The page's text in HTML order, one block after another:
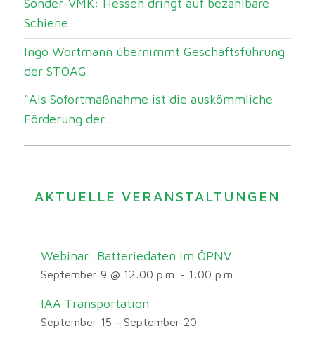
Sonder-VMK: Hessen dringt auf bezahlbare
Schiene
Ingo Wortmann übernimmt Geschäftsführung
der STOAG
“Als Sofortmaßnahme ist die auskömmliche
Förderung der...
AKTUELLE VERANSTALTUNGEN
Webinar: Batteriedaten im ÖPNV
September 9 @ 12:00 p.m. - 1:00 p.m.
IAA Transportation
September 15 - September 20